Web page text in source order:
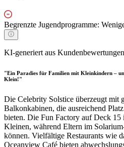
Begrenzte Jugendprogramme:
KI-generiert aus Kundenbewertungen
"Ein Paradies für Familien mit Kleinkindern –
Klein!"
Die Celebrity Solstice überzeugt mit
Balkonkabinen, die ausreichend
bieten. Die Fun Factory auf Deck
Kleinen, während Eltern im
können. Vielfältige Restaurants wie
Oceanview Café bieten